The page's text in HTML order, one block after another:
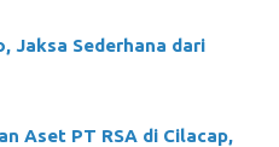
Jaksa Sederhana dari
Aset PT RSA di Cilacap,